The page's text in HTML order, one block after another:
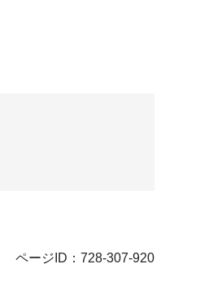
ページID：728-307-920